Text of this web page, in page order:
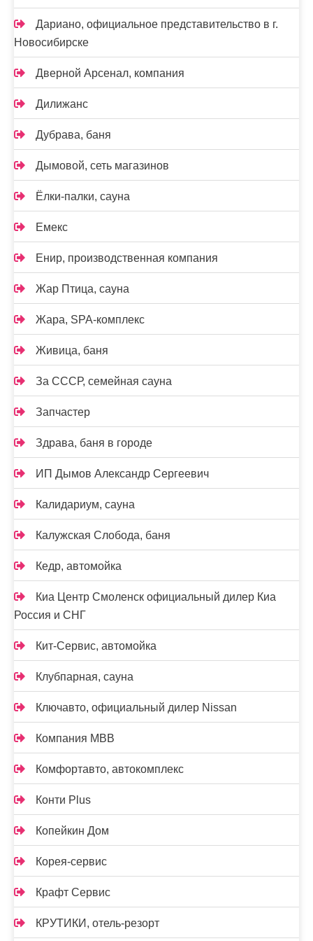
Дариано, официальное представительство в г.
Новосибирске
Дверной Арсенал, компания
Дилижанс
Дубрава, баня
Дымовой, сеть магазинов
Ёлки-палки, сауна
Емекс
Енир, производственная компания
Жар Птица, сауна
Жара, SPA-комплекс
Живица, баня
За СССР, семейная сауна
Запчастер
Здрава, баня в городе
ИП Дымов Александр Сергеевич
Калидариум, сауна
Калужская Слобода, баня
Кедр, автомойка
Киа Центр Смоленск официальный дилер Киа
Россия и СНГ
Кит-Сервис, автомойка
Клубпарная, сауна
Ключавто, официальный дилер Nissan
Компания МВВ
Комфортавто, автокомплекс
Конти Plus
Копейкин Дом
Корея-сервис
Крафт Сервис
КРУТИКИ, отель-резорт